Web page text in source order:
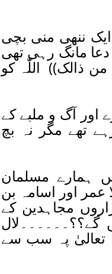
ننھی منی بچی
دعا مانگ رہی تھی
ذالک)) اللّٰہ کو
اور آگ و ملبے کے
تھے مگر نہ بچ
ہمارے مسلمان
عمر اور اسامہ بن
مجاہدین کے
تعالیٰ پہ سب سے